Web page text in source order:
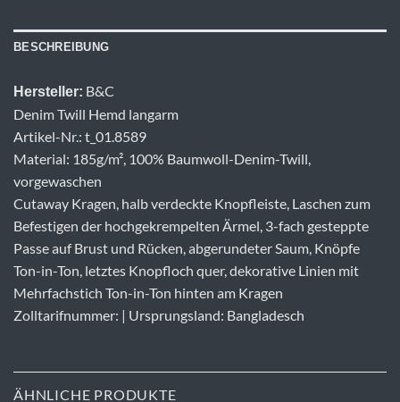
BESCHREIBUNG
Hersteller: B&C
Denim Twill Hemd langarm
Artikel-Nr.: t_01.8589
Material: 185g/m², 100% Baumwoll-Denim-Twill,
vorgewaschen
Cutaway Kragen, halb verdeckte Knopfleiste, Laschen zum
Befestigen der hochgekrempelten Ärmel, 3-fach gesteppte
Passe auf Brust und Rücken, abgerundeter Saum, Knöpfe
Ton-in-Ton, letztes Knopfloch quer, dekorative Linien mit
Mehrfachstich Ton-in-Ton hinten am Kragen
Zolltarifnummer: | Ursprungsland: Bangladesch
ÄHNLICHE PRODUKTE